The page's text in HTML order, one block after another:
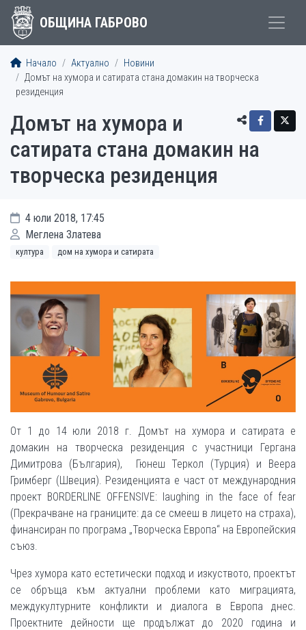
ОБЩИНА ГАБРОВО
Начало Актуално
Новини
Домът на хумора и сатирата стана домакин на творческа
резиденция
Домът на хумора и
сатирата стана домакин на
творческа резиденция
4 юли 2018, 17:45
Меглена Златева
култура дом на хумора и сатирата
От 1 до 14 юли 2018 г. Домът на хумора и сатирата е
домакин на творческа резиденция с участници Гергана
Димитрова (България), Гюнеш Теркол (Турция) и Веера
Гримберг (Швеция). Резиденцията е част от международния
проект BORDERLINE OFFENSIVE: laughing in the face of fear
(Прекрачване на границите: да се смееш в лицето на страха),
финансиран по програма „Творческа Европа“ на Европейския
съюз.
Чрез хумора като естетически подход и изкуството, проектът
се обръща към актуални проблеми като миграцията,
междукултурните конфликти и диалога в Европа днес.
Проектните дейности ще продължат до 2020 година и